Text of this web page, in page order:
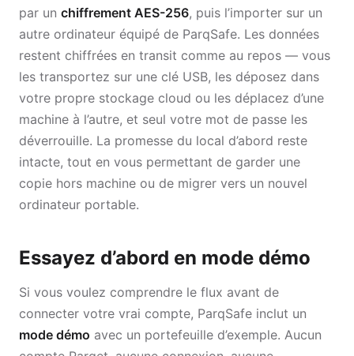
par un chiffrement AES-256, puis l’importer sur un
autre ordinateur équipé de ParqSafe. Les données
restent chiffrées en transit comme au repos — vous
les transportez sur une clé USB, les déposez dans
votre propre stockage cloud ou les déplacez d’une
machine à l’autre, et seul votre mot de passe les
déverrouille. La promesse du local d’abord reste
intacte, tout en vous permettant de garder une
copie hors machine ou de migrer vers un nouvel
ordinateur portable.
Essayez d’abord en mode démo
Si vous voulez comprendre le flux avant de
connecter votre vrai compte, ParqSafe inclut un
mode démo avec un portefeuille d’exemple. Aucun